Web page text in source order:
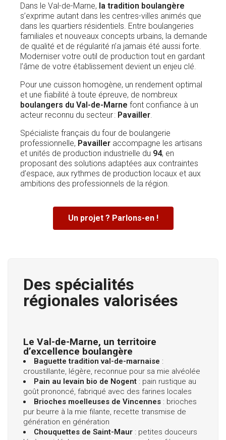
Dans le Val-de-Marne, la tradition boulangère
s’exprime autant dans les centres-villes animés que
dans les quartiers résidentiels. Entre boulangeries
familiales et nouveaux concepts urbains, la demande
de qualité et de régularité n’a jamais été aussi forte.
Moderniser votre outil de production tout en gardant
l’âme de votre établissement devient un enjeu clé.
Pour une cuisson homogène, un rendement optimal
et une fiabilité à toute épreuve, de nombreux
boulangers du Val-de-Marne font confiance à un
acteur reconnu du secteur : Pavailler.
Spécialiste français du four de boulangerie
professionnelle, Pavailler accompagne les artisans
et unités de production industrielle du 94, en
proposant des solutions adaptées aux contraintes
d’espace, aux rythmes de production locaux et aux
ambitions des professionnels de la région.
Un projet ? Parlons-en !
Des spécialités
régionales valorisées
Le Val-de-Marne, un territoire
d’excellence boulangère
Baguette tradition val-de-marnaise :
croustillante, légère, reconnue pour sa mie alvéolée
Pain au levain bio de Nogent : pain rustique au
goût prononcé, fabriqué avec des farines locales
Brioches moelleuses de Vincennes : brioches
pur beurre à la mie filante, recette transmise de
génération en génération
Chouquettes de Saint-Maur : petites douceurs